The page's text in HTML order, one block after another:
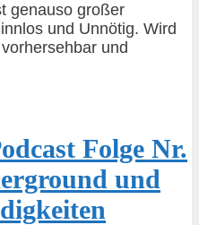
genauso großer
und Unnötig. Wird
und
Folge Nr.
und